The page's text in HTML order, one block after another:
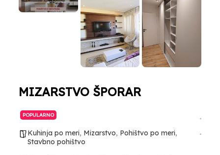
MIZARSTVO ŠPORAR
POPULARNO
Kuhinja po meri, Mizarstvo, Pohištvo po meri,
Stavbno pohištvo